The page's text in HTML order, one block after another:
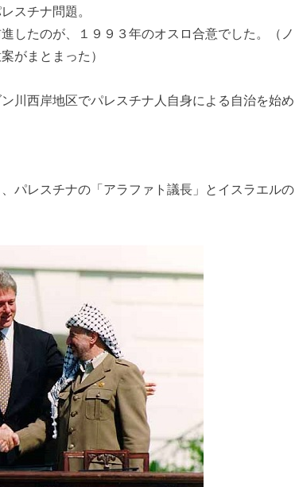
スチナ問題。
したのが、１９９３年のオスロ合意でした。（ノ
がまとまった）
川西岸地区でパレスチナ人自身による自治を始め
パレスチナの「アラファト議長」とイスラエルの